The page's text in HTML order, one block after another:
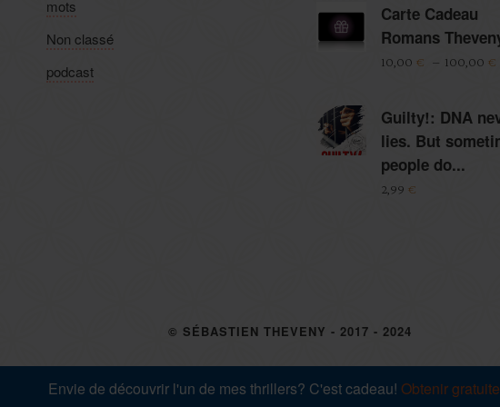
Envie de découvrir l'un de mes thrillers? C'est cadeau! Obtenir
mots
Non classé
podcast
Carte Cadeau
Romans
10,00 € – 100,00 €
Guilty!: DNA
lies. But
people do...
2,99 €
© SÉBASTIEN THEVENY - 2017 - 2024
POLITIQUE DE CONFIDENTIALITÉ ET CONDITIONS GÉNÉRALES